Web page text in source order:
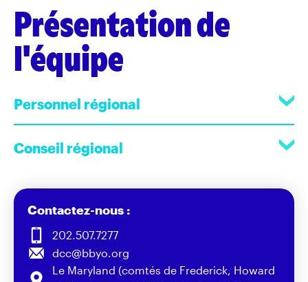
Présentation de
l'équipe
Personnel régional
Conseil régional
Contactez-nous :
202.507.7277
dcc@bbyo.org
Le Maryland (comtés de Frederick, Howard